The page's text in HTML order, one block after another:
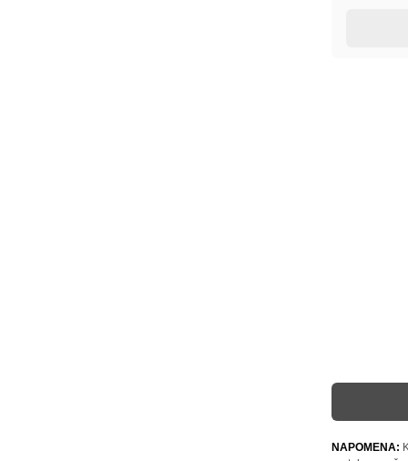
NAPOMENA: